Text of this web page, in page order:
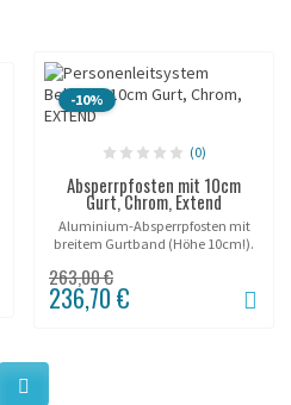
-10%
(0)
Absperrpfosten mit 10cm
Gurt, Chrom, Extend
Aluminium-Absperrpfosten mit
breitem Gurtband (Höhe 10cm!).
263,00 €
236,70 €